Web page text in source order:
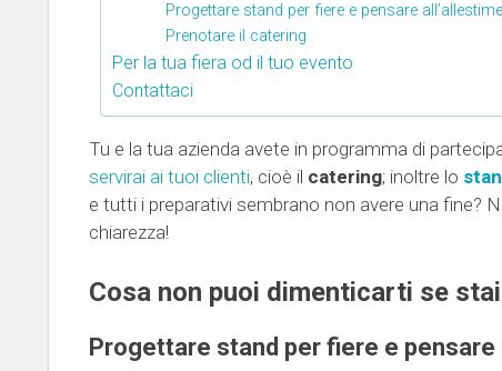
Progettare stand per fiere e pensare
Prenotare il catering
Per la tua fiera od il tuo evento
Contattaci
Tu e la tua azienda avete in programma di
servirai ai tuoi clienti, cioè il catering; inoltre lo
e tutti i preparativi sembrano non avere una fine?
chiarezza!
Cosa non puoi dimenticarti se
Progettare stand per fiere e pensare